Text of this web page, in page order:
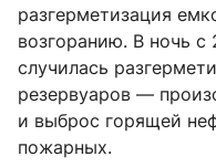
разгерметизация
возгоранию. В ночь с
случилась
резервуаров —
и выброс горящей
пожарных.